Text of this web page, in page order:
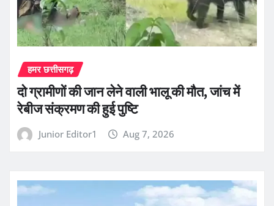
हमर छत्तीसगढ़
दो ग्रामीणों की जान लेने वाली भालू की मौत, जांच में
रेबीज संक्रमण की हुई पुष्टि
Junior Editor1 Aug 7, 2026